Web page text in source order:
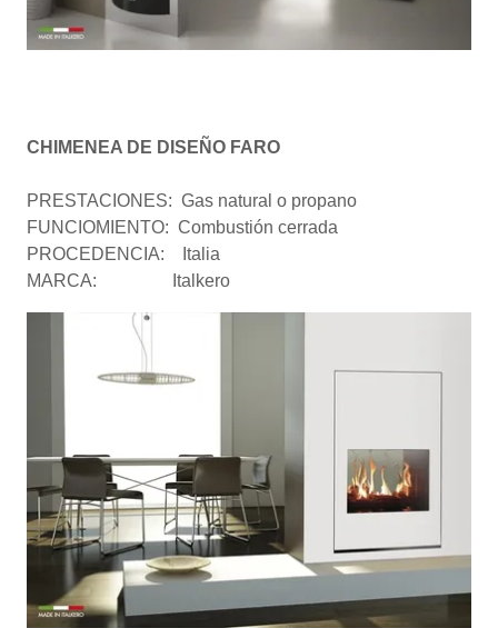
CHIMENEA DE DISEÑO FARO
PRESTACIONES: Gas natural o propano
FUNCIOMIENTO: Combustión cerrada
PROCEDENCIA: Italia
MARCA: Italkero